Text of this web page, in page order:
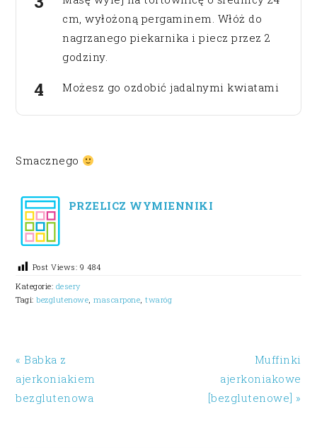
cm, wyłożoną pergaminem. Włóż do
nagrzanego piekarnika i piecz przez 2
godziny.
Możesz go ozdobić jadalnymi kwiatami
Smacznego
PRZELICZ WYMIENNIKI
Post Views: 9 484
Kategorie: desery
Tagi:bezglutenowe,mascarpone,twaróg
« Babka z
ajerkoniakiem
bezglutenowa
Muffinki
ajerkoniakowe
[bezglutenowe] »